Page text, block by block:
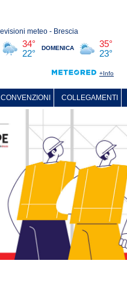
CONVENZIONI COLLEGAMENTI